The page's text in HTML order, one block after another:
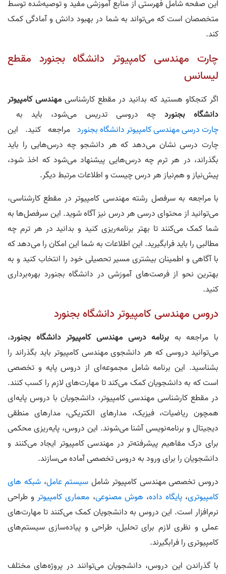
این صفحه شامل فهرستی از منابع آموزشی مفید و توصیه‌شده توسط
متخصصان است که می‌تواند به شما در بهبود دانش و آمادگی کمک
کند.
چارت مهندسی کامپیوتر دانشگاه بجنورد مقطع
لیسانس
اگر کنجکاو هستید که بدانید در مقطع کارشناسی مهندسی کامپیوتر
دانشگاه بجنورد چه دروسی تدریس می‌شود، باید به
چارت درسی مهندسی کامپیوتر دانشگاه بجنورد مراجعه کنید. این
چارت درسی نشان می‌دهد که هر دانشجو چه درس‌هایی را باید
بگذراند، در هر ترم چه درس‌هایی پیشنهاد می‌شود که اخذ شود،
پیش‌نیاز و هم‌نیاز هر درس چیست و اطلاعات مرتبط دیگر.
با مراجعه به سرفصل رشته مهندسی کامپیوتر در مقطع کارشناسی،
می‌توانید از محتوای درسی هر درس نیز آگاه شوید. این سرفصل‌ها به
شما کمک می‌کنند تا بهتر برنامه‌ریزی کنید و بدانید در هر ترم چه
مطالبی را باید فرابگیرید. این اطلاعات به شما این امکان را می‌دهد که
با آگاهی و اطمینان بیشتری مسیر تحصیلی خود را انتخاب کنید و به
بهترین نحو از فرصت‌های آموزشی در دانشگاه بجنورد بهره‌برداری
کنید.
دروس مهندسی کامپیوتر دانشگاه بجنورد
با مراجعه به برنامه درسی مهندسی کامپیوتر دانشگاه بجنورد،
می‌توانید دروسی که هر دانشجوی مهندسی کامپیوتر باید بگذراند را
بشناسید. این برنامه شامل مجموعه‌ای از دروس پایه و تخصصی
است که به دانشجویان کمک می‌کند تا مهارت‌های لازم را کسب کنند.
در مقطع کارشناسی مهندسی کامپیوتر، دانشجویان با دروس پایه‌ای
همچون ریاضیات، فیزیک، مدارهای الکتریکی، مدارهای منطقی
دیجیتال و برنامه‌نویسی آشنا می‌شوند. این دروس، پایه‌ریزی محکمی
برای درک مفاهیم پیشرفته‌تر در مهندسی کامپیوتر ایجاد می‌کنند و
دانشجویان را برای ورود به دروس تخصصی آماده می‌سازند.
دروس تخصصی مهندسی کامپیوتر شامل سیستم عامل،شبکه های
کامپیوتری،پایگاه داده، هوش مصنوعی، معماری کامپیوترو طراحی
نرم‌افزار است. این دروس به دانشجویان کمک می‌کنند تا مهارت‌های
عملی و نظری لازم برای تحلیل، طراحی و پیاده‌سازی سیستم‌های
کامپیوتری را فرابگیرند.
با گذراندن این دروس، دانشجویان می‌توانند در پروژه‌های مختلف